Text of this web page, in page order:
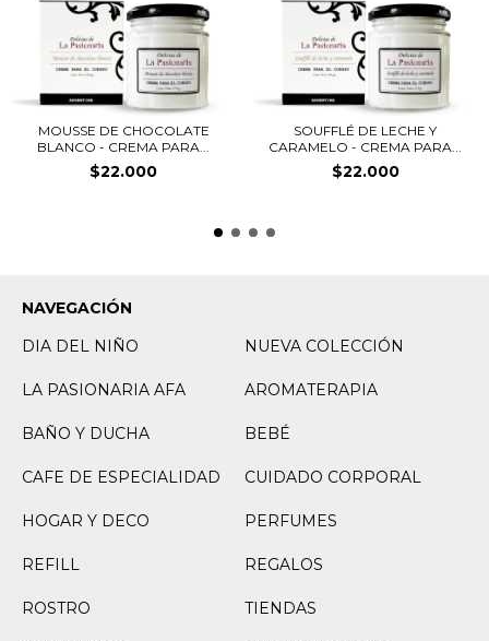
MOUSSE DE CHOCOLATE
BLANCO - CREMA PARA...
$22.000
SOUFFLÉ DE LECHE Y
CARAMELO - CREMA PARA...
$22.000
NAVEGACIÓN
DIA DEL NIÑO
NUEVA COLECCIÓN
LA PASIONARIA AFA AROMATERAPIA
BAÑO Y DUCHA BEBÉ
CAFE DE ESPECIALIDAD CUIDADO CORPORAL
HOGAR Y DECO PERFUMES
REFILL REGALOS
ROSTRO TIENDAS